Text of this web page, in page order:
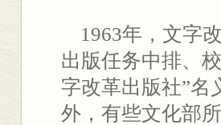
1963年，文字
出版任务中排、
字改革出版社”名
外，有些文化部